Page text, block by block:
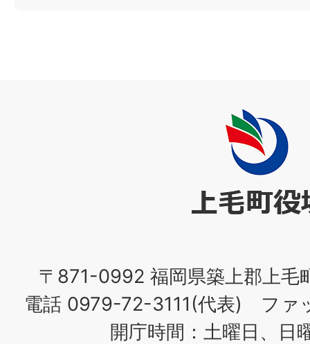
〒871-0992 福岡県築上郡上毛
電話 0979-72-3111(代表) ファ
開庁時間：土曜日、日